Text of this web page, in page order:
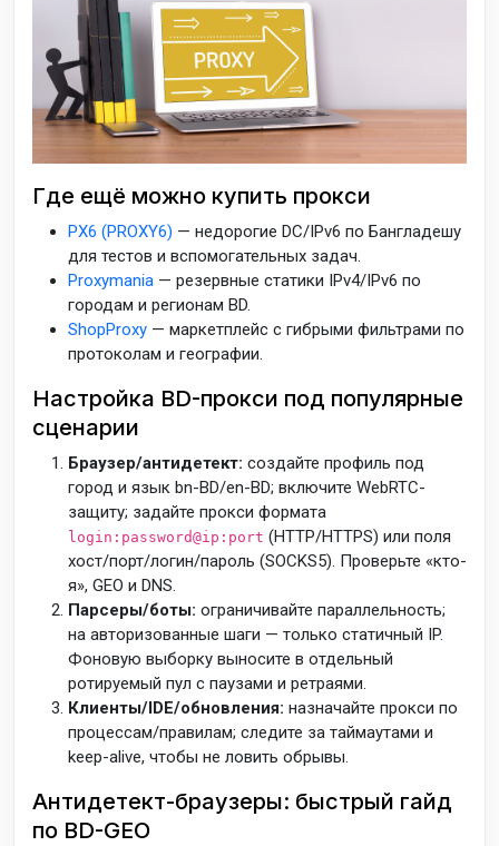
Где ещё можно купить прокси
PX6 (PROXY6) — недорогие DC/IPv6 по Бангладешу
для тестов и вспомогательных задач.
Proxymania — резервные статики IPv4/IPv6 по
городам и регионам BD.
ShopProxy — маркетплейс с гибрыми фильтрами по
протоколам и географии.
Настройка BD-прокси под популярные
сценарии
Браузер/антидетект: создайте профиль под
город и язык bn-BD/en-BD; включите WebRTC-
защиту; задайте прокси формата
login:password@ip:port (HTTP/HTTPS) или поля
хост/порт/логин/пароль (SOCKS5). Проверьте «кто-
я», GEO и DNS.
Парсеры/боты: ограничивайте параллельность;
на авторизованные шаги — только статичный IP.
Фоновую выборку выносите в отдельный
ротируемый пул с паузами и ретраями.
Клиенты/IDE/обновления: назначайте прокси по
процессам/правилам; следите за таймаутами и
keep-alive, чтобы не ловить обрывы.
Антидетект-браузеры: быстрый гайд
по BD-GEO